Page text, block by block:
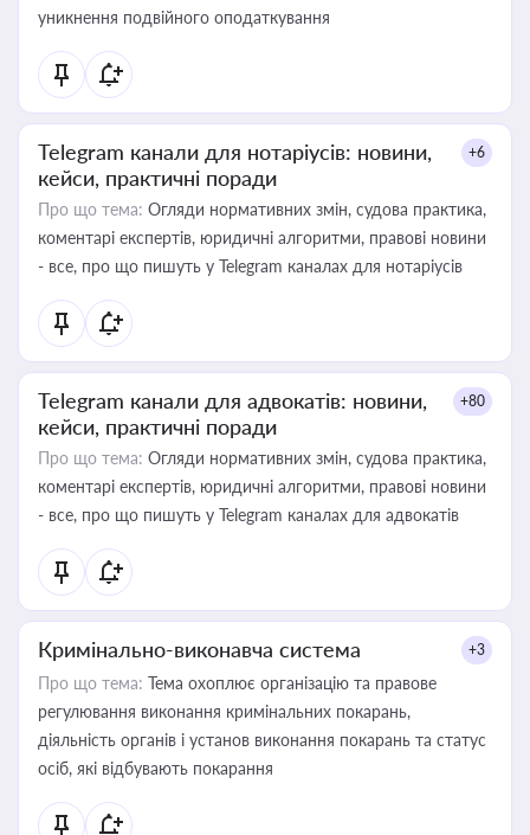
уникнення подвійного оподаткування
Telegram канали для нотаріусів: новини,
кейси, практичні поради
+6
Про що тема: Огляди нормативних змін, судова практика,
коментарі експертів, юридичні алгоритми, правові новини
- все, про що пишуть у Telegram каналах для нотаріусів
Telegram канали для адвокатів: новини,
кейси, практичні поради
+80
Про що тема: Огляди нормативних змін, судова практика,
коментарі експертів, юридичні алгоритми, правові новини
- все, про що пишуть у Telegram каналах для адвокатів
Кримінально-виконавча система +3
Про що тема: Тема охоплює організацію та правове
регулювання виконання кримінальних покарань,
діяльність органів і установ виконання покарань та статус
осіб, які відбувають покарання